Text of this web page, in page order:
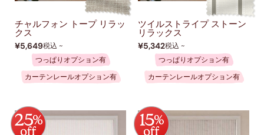
チャルフォン トープ リラッ
クス
¥5,649税込 ~
つっぱりオプション有
カーテンレールオプション有
ツイルストライプ ストーン
リラックス
¥5,342税込 ~
つっぱりオプション有
カーテンレールオプション有